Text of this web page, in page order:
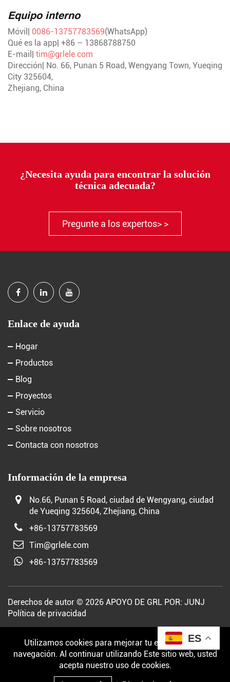
Utilizamos cookies para mejorar tu experiencia de
navegación. Al continuar utilizando Este sitio web, usted
acepta nuestro uso de cookies.
Equipo interno
Móvil| 0086-13757783569(WhatsApp)
Qué es la app| +86 – 13868788750
E-mail| tim@grlele.com
Dirección| No. 66, Punan 5 Road, Wengyang Town, Yueqing
City 325604,
Zhejiang, China
¿Necesita ayuda para encontrar la solución
técnica adecuada?
Pregunte a los expertos> >
Enlace de ayuda
Hogar
Productos
Blog
Proyectos
Servicio
Sobre nosotros
Contacta con nosotros
Información de la empresa
No.66, Punan 5 Road, ciudad de Wengyang, ciudad
de Yueqing 325604, Zhejiang, China
+86-13757783569
Tim@grlele.com
+86-13757783569
Derechos de autor © 2026 APOYO DE GRL POR: JUNJ
Política de privacidad
ES